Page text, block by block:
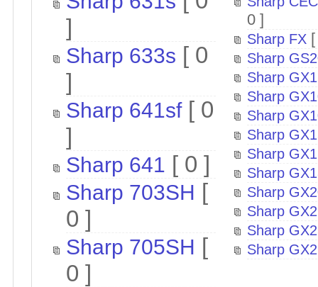
]
Sharp 633s [ 0
]
Sharp 641sf[ 0
]
Sharp 641 [ 0 ]
Sharp 703SH [
0 ]
Sharp 705SH [
0 ]
0 ]
Sharp FX
Sharp
Sharp GX1
Sharp
Sharp
Sharp
Sharp
Sharp
Sharp
Sharp
Sharp
Sharp